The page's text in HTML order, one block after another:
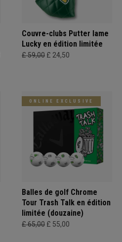
Couvre-clubs Putter lame
Lucky en édition limitée
£ 59,00 £ 24,50
ONLINE EXCLUSIVE
Balles de golf Chrome
Tour Trash Talk en édition
limitée (douzaine)
£ 65,00 £ 55,00